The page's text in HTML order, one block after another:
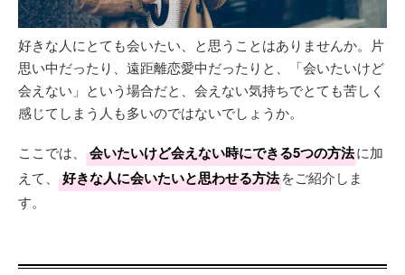
好きな人にとても会いたい、と思うことはありませんか。片
思い中だったり、遠距離恋愛中だったりと、「会いたいけど
会えない」という場合だと、会えない気持ちでとても苦しく
感じてしまう人も多いのではないでしょうか。
ここでは、 会いたいけど会えない時にできる5つの方法に加
えて、
好きな人に会いたいと思わせる方法をご紹介しま
す。